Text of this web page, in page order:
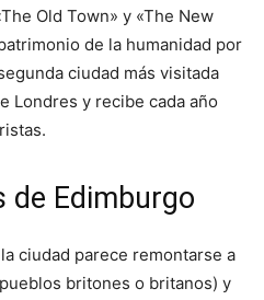
Old Town» y «The New
de la humanidad por
ciudad más visitada
Londres y recibe cada año
de Edimburgo
ciudad parece remontarse a
britones o britanos) y